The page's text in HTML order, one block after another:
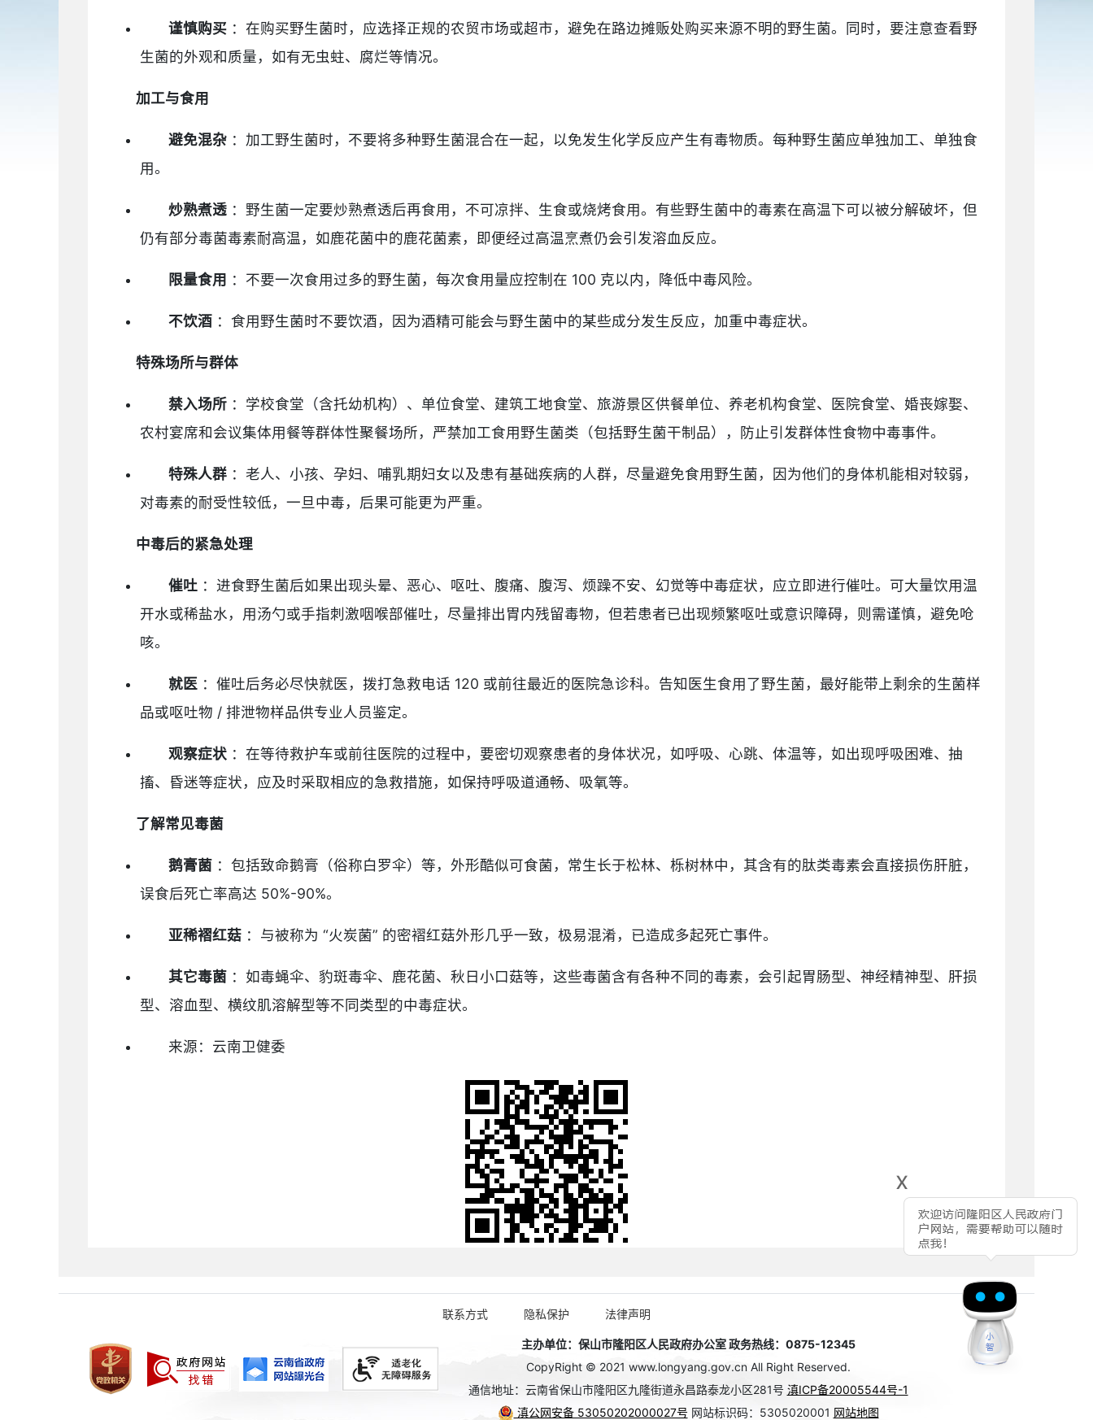
x
谨慎购买 ：在购买野生菌时，应选择正规的农贸市场或超市，避免在路边摊贩处购买来源不明的野生菌。同时，要注意查看野
生菌的外观和质量，如有无虫蛀、腐烂等情况。
加工与食用
避免混杂 ：加工野生菌时，不要将多种野生菌混合在一起，以免发生化学反应产生有毒物质。每种野生菌应单独加工、单独食
用。
炒熟煮透 ：野生菌一定要炒熟煮透后再食用，不可凉拌、生食或烧烤食用。有些野生菌中的毒素在高温下可以被分解破坏，但
仍有部分毒菌毒素耐高温，如鹿花菌中的鹿花菌素，即便经过高温烹煮仍会引发溶血反应。
限量食用 ：不要一次食用过多的野生菌，每次食用量应控制在 100 克以内，降低中毒风险。
不饮酒 ：食用野生菌时不要饮酒，因为酒精可能会与野生菌中的某些成分发生反应，加重中毒症状。
特殊场所与群体
禁入场所 ：学校食堂（含托幼机构）、单位食堂、建筑工地食堂、旅游景区供餐单位、养老机构食堂、医院食堂、婚丧嫁娶、
农村宴席和会议集体用餐等群体性聚餐场所，严禁加工食用野生菌类（包括野生菌干制品），防止引发群体性食物中毒事件。
特殊人群 ：老人、小孩、孕妇、哺乳期妇女以及患有基础疾病的人群，尽量避免食用野生菌，因为他们的身体机能相对较弱，
对毒素的耐受性较低，一旦中毒，后果可能更为严重。
中毒后的紧急处理
催吐 ：进食野生菌后如果出现头晕、恶心、呕吐、腹痛、腹泻、烦躁不安、幻觉等中毒症状，应立即进行催吐。可大量饮用温
开水或稀盐水，用汤勺或手指刺激咽喉部催吐，尽量排出胃内残留毒物，但若患者已出现频繁呕吐或意识障碍，则需谨慎，避免呛
咳。
就医 ：催吐后务必尽快就医，拨打急救电话 120 或前往最近的医院急诊科。告知医生食用了野生菌，最好能带上剩余的生菌样
品或呕吐物 / 排泄物样品供专业人员鉴定。
观察症状 ：在等待救护车或前往医院的过程中，要密切观察患者的身体状况，如呼吸、心跳、体温等，如出现呼吸困难、抽
搐、昏迷等症状，应及时采取相应的急救措施，如保持呼吸道通畅、吸氧等。
了解常见毒菌
鹅膏菌 ：包括致命鹅膏（俗称白罗伞）等，外形酷似可食菌，常生长于松林、栎树林中，其含有的肽类毒素会直接损伤肝脏，
误食后死亡率高达 50%-90%。
亚稀褶红菇 ：与被称为 “火炭菌” 的密褶红菇外形几乎一致，极易混淆，已造成多起死亡事件。
其它毒菌 ：如毒蝇伞、豹斑毒伞、鹿花菌、秋日小口菇等，这些毒菌含有各种不同的毒素，会引起胃肠型、神经精神型、肝损
型、溶血型、横纹肌溶解型等不同类型的中毒症状。
来源：云南卫健委
联系方式 隐私保护 法律声明
主办单位：保山市隆阳区人民政府办公室 政务热线：0875-12345
CopyRight © 2021 www.longyang.gov.cn All Right Reserved.
通信地址：云南省保山市隆阳区九隆街道永昌路泰龙小区281号 滇ICP备20005544号-1
滇公网安备 53050202000027号 网站标识码：5305020001 网站地图